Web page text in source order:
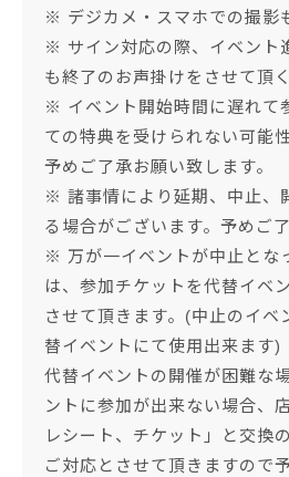
※ デジカメ・スマホでの撮影
※ サイン対応の際、イベント
も終了のお声掛けをさせて頂
※ イベント開始時間に遅れて
ての特典を受けられない可能
予めご了承お願い致します。
※ 諸事情により延期、中止、
る場合がございます。予めご
※ 万が一イベントが中止とな
は、参加チケットを代替イベ
させて頂きます。(中止のイベ
替イベントにて使用出来ます)
代替イベントの開催が困難な
ントに参加が出来ない場合、
レシート、チケット」と交換
ご対応とさせて頂きますので